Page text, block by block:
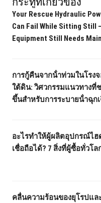
Your Rescue Hydraulic
Can Fail While Sitting Still
Equipment Still Needs
การกู้คืนจากน้ําท่วมในโรง
ใต้ดิน: วิศวกรรมแนวทางที่
ขึ้นสําหรับการระบายน้ําฉุก
อะไรทําให้ผู้ผลิตอุปกรณ์ไฮ
เชื่อถือได้? 7 สิ่งที่ผู้ซื้อทั่วโล
คลื่นความร้อนของยุโรปแล